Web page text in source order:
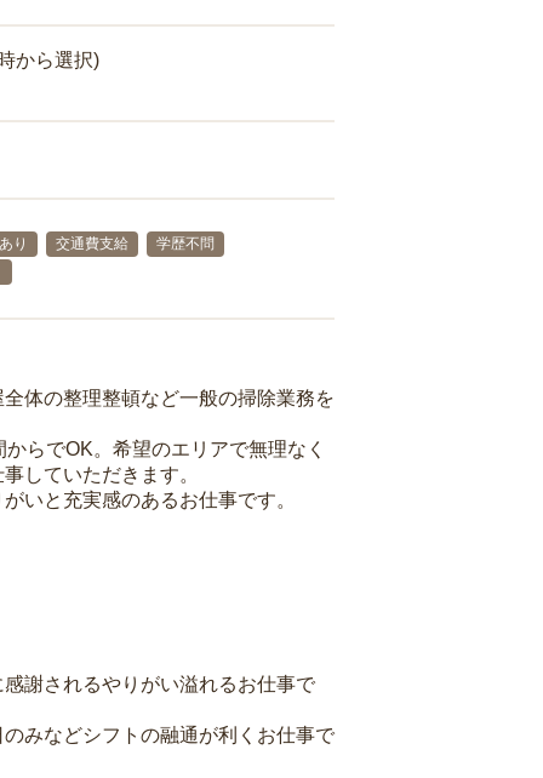
から選択)
り 交通費支給
学歴不問
体の整理整頓など一般の掃除業務を
らでOK。希望のエリアで無理なく
していただきます。
いと充実感のあるお仕事です。
謝されるやりがい溢れるお仕事で
みなどシフトの融通が利くお仕事で